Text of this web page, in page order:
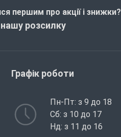
першим про акції і знижки?
розсилку
Графік роботи
Пн-Пт: з 9 до 18
Сб: з 10 до 17
Нд: з 11 до 16